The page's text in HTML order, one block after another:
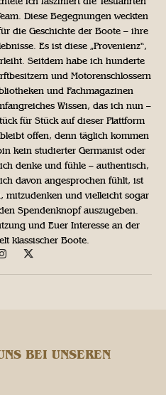
Diese Begegnungen weckten
die Geschichte der Boote – ihre
Es ist diese „Provenienz“,
Seitdem habe ich hunderte
und Motorenschlossern
und Fachmagazinen
Wissen, das ich nun –
für Stück auf dieser Plattform
offen, denn täglich kommen
kein studierter Germanist oder
denke und fühle – authentisch,
davon angesprochen fühlt, ist
mitzudenken und vielleicht sogar
Spendenknopf auszugeben.
und Euer Interesse an der
klassischer Boote.
BEI UNSEREN